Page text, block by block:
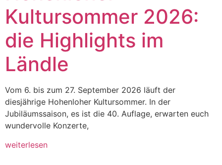
Kultursommer 2026:
die Highlights im
Ländle
Vom 6. bis zum 27. September 2026 läuft der
diesjährige Hohenloher Kultursommer. In der
Jubiläumssaison, es ist die 40. Auflage, erwarten euch
wundervolle Konzerte,
weiterlesen